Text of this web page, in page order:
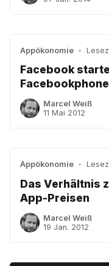
Appökonomie •
Facebook
Marcel Weiß
11 Mai 2012
Appökonomie •
Das Verhältnis
App-Preisen
Marcel Weiß
19 Jan. 2012